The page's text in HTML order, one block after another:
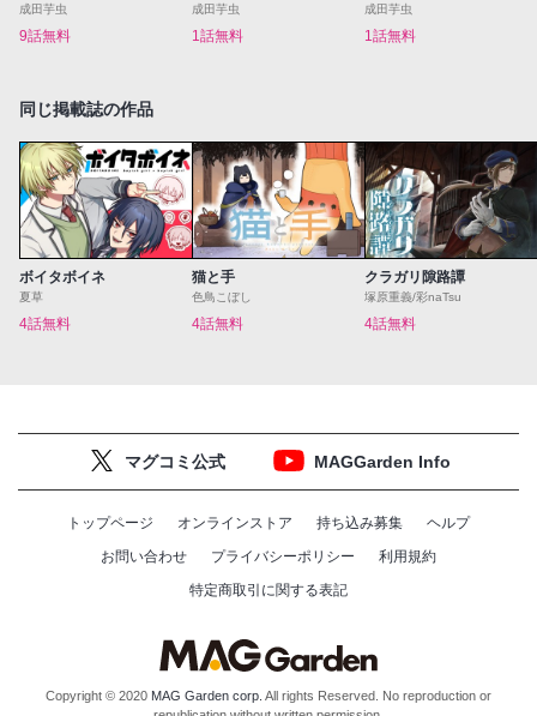
成田芋虫
9話無料
成田芋虫
1話無料
成田芋虫
1話無料
同じ掲載誌の作品
ボイタボイネ
夏草
4話無料
猫と手
色鳥こぼし
4話無料
クラガリ隙路譚
塚原重義/彩naTsu
4話無料
マグコミ公式 MAGGarden Info
トップページ オンラインストア 持ち込み募集
ヘルプ
お問い合わせ
プライバシーポリシー
利用規約
特定商取引に関する表記
Copyright © 2020 MAG Garden corp. All rights Reserved. No reproduction or